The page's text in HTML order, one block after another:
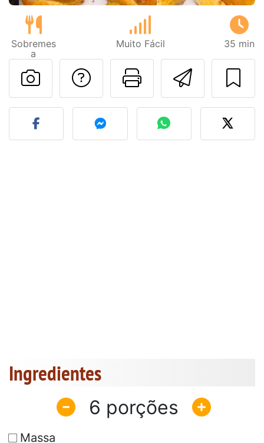
Sobremes
a
Muito Fácil 35 min
Imprima
Falar com o autor
Fez esta receita?
Ingredientes
6
Massa